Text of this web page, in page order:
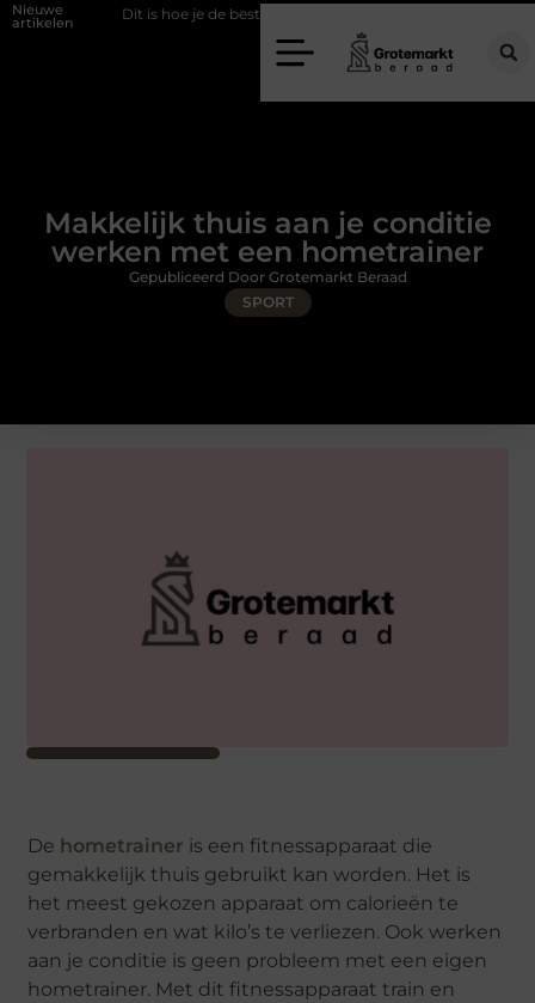
Nieuwe
artikelen
Dit is hoe je de beste kapper in Arnhem kunt vinden
Makkelijk thuis aan je conditie
werken met een hometrainer
SPORT
Gepubliceerd Door Grotemarkt Beraad
De hometrainer is een fitnessapparaat die
gemakkelijk thuis gebruikt kan worden. Het is
het meest gekozen apparaat om calorieën te
verbranden en wat kilo’s te verliezen. Ook werken
aan je conditie is geen probleem met een eigen
hometrainer. Met dit fitnessapparaat train en